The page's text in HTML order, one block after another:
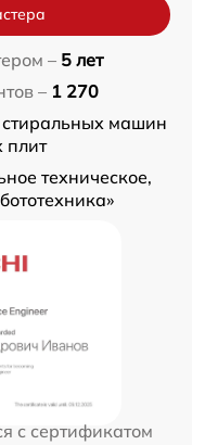
– 5 лет
– 1 270
стиральных машин
плит
техническое,
с сертификатом